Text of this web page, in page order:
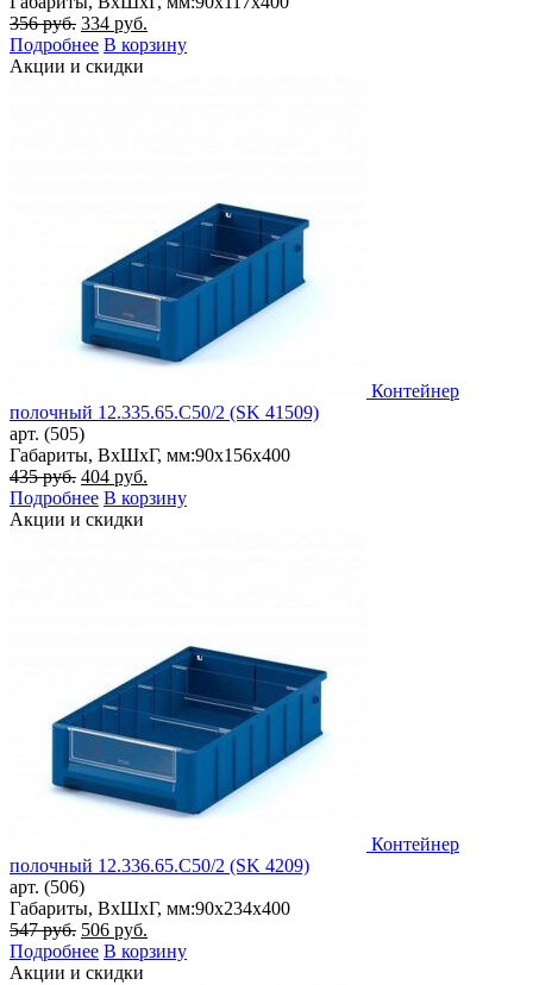
356руб. Первоначальная
цена
составляла
334 руб.
цена:
Подробнее В корзину
Акции и скидки
Контейнер
полочный 12.335.65.С50/2 (SK 41509)
арт. (505)
Габариты, ВxШxГ, мм:90x156x400
435руб. Первоначальная
цена
составляла
404 руб.
цена:
Подробнее В корзину
Акции и скидки
Контейнер
полочный 12.336.65.С50/2 (SK 4209)
арт. (506)
Габариты, ВxШxГ, мм:90x234x400
547руб. Первоначальная
цена
составляла
506 руб.
цена:
Подробнее В корзину
Акции и скидки